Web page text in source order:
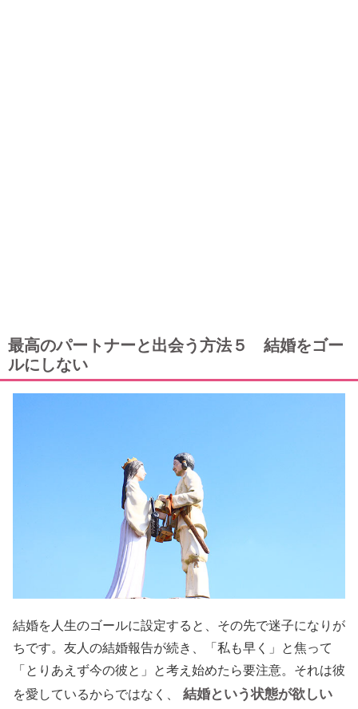
最高のパートナーと出会う方法５ 結婚をゴー
ルにしない
結婚を人生のゴールに設定すると、その先で迷子になりが
ちです。友人の結婚報告が続き、「私も早く」と焦って
「とりあえず今の彼と」と考え始めたら要注意。それは彼
を愛しているからではなく、
結婚という状態が欲しい